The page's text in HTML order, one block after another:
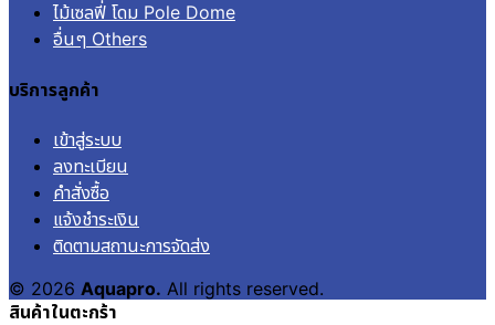
ไม้เซลฟี่ โดม Pole Dome
อื่นๆ Others
บริการลูกค้า
เข้าสู่ระบบ
ลงทะเบียน
คำสั่งซื้อ
แจ้งชำระเงิน
ติดตามสถานะการจัดส่ง
© 2026 Aquapro. All rights reserved.
สินค้าในตะกร้า